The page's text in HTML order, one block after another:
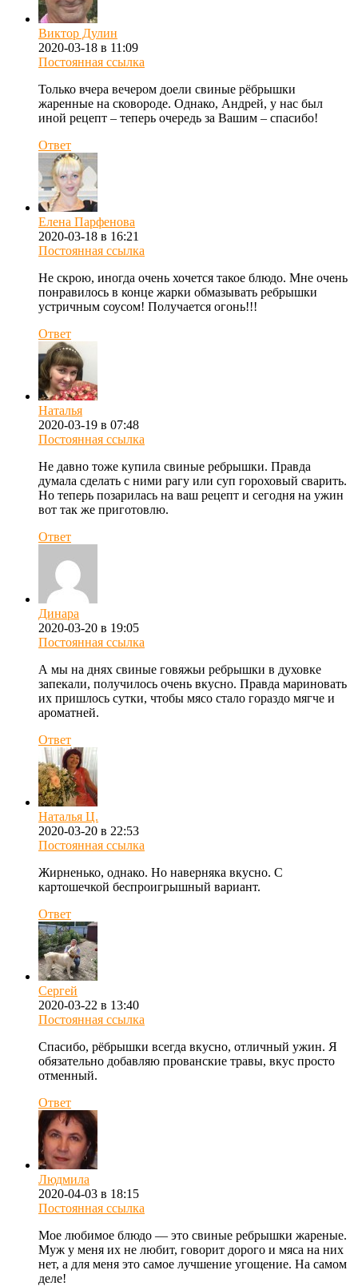
Виктор Дулин
2020-03-18 в 11:09
Постоянная ссылка
Только вчера вечером доели свиные рёбрышки
жаренные на сковороде. Однако, Андрей, у нас был
иной рецепт – теперь очередь за Вашим – спасибо!
Ответ
Елена Парфенова
2020-03-18 в 16:21
Постоянная ссылка
Не скрою, иногда очень хочется такое блюдо. Мне очень
понравилось в конце жарки обмазывать ребрышки
устричным соусом! Получается огонь!!!
Ответ
Наталья
2020-03-19 в 07:48
Постоянная ссылка
Не давно тоже купила свиные ребрышки. Правда
думала сделать с ними рагу или суп гороховый сварить.
Но теперь позарилась на ваш рецепт и сегодня на ужин
вот так же приготовлю.
Ответ
Динара
2020-03-20 в 19:05
Постоянная ссылка
А мы на днях свиные говяжьи ребрышки в духовке
запекали, получилось очень вкусно. Правда мариновать
их пришлось сутки, чтобы мясо стало гораздо мягче и
ароматней.
Ответ
Наталья Ц.
2020-03-20 в 22:53
Постоянная ссылка
Жирненько, однако. Но наверняка вкусно. С
картошечкой беспроигрышный вариант.
Ответ
Сергей
2020-03-22 в 13:40
Постоянная ссылка
Спасибо, рёбрышки всегда вкусно, отличный ужин. Я
обязательно добавляю прованские травы, вкус просто
отменный.
Ответ
Людмила
2020-04-03 в 18:15
Постоянная ссылка
Мое любимое блюдо — это свиные ребрышки жареные.
Муж у меня их не любит, говорит дорого и мяса на них
нет, а для меня это самое лучшение угощение. На самом
деле!